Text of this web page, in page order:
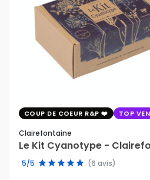
COUP DE COEUR R&P TOP
Clairefontaine
Le Kit Cyanotype -
5/5 (6 avis)